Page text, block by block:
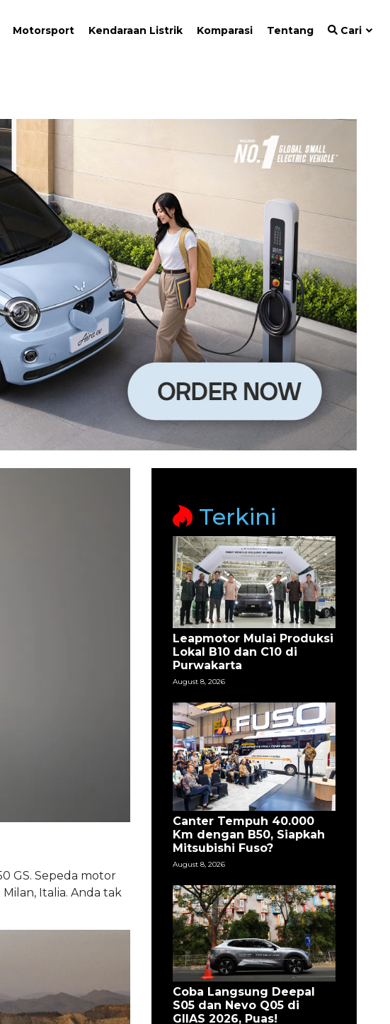
Motorsport Kendaraan Listrik Komparasi Tentang Cari
GS. Sepeda motor
Italia. Anda tak
Terkini
Leapmotor Mulai Produksi
Lokal B10 dan C10 di
Purwakarta
August 8, 2026
Canter Tempuh 40.000
Km dengan B50, Siapkah
Mitsubishi Fuso?
August 8, 2026
Coba Langsung Deepal
S05 dan Nevo Q05 di
GIIAS 2026, Puas!